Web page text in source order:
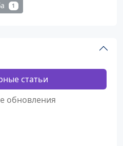
1
статьи
обновления